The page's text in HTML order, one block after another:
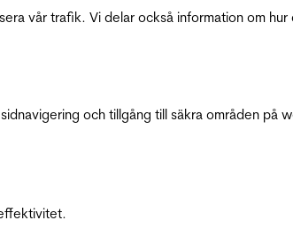
vår trafik. Vi delar också information om
och tillgång till säkra områden på